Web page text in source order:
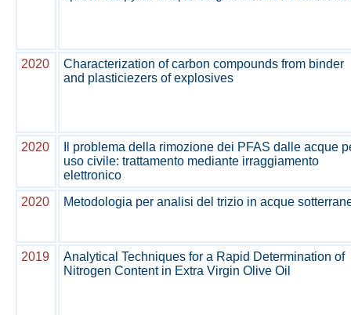
2020
Characterization of carbon compounds from binder
and plasticiezers of explosives
2020
Il problema della rimozione dei PFAS dalle acque
uso civile: trattamento mediante irraggiamento
elettronico
2020
Metodologia per analisi del trizio in acque
2019
Analytical Techniques for a Rapid Determination of
Nitrogen Content in Extra Virgin Olive Oil